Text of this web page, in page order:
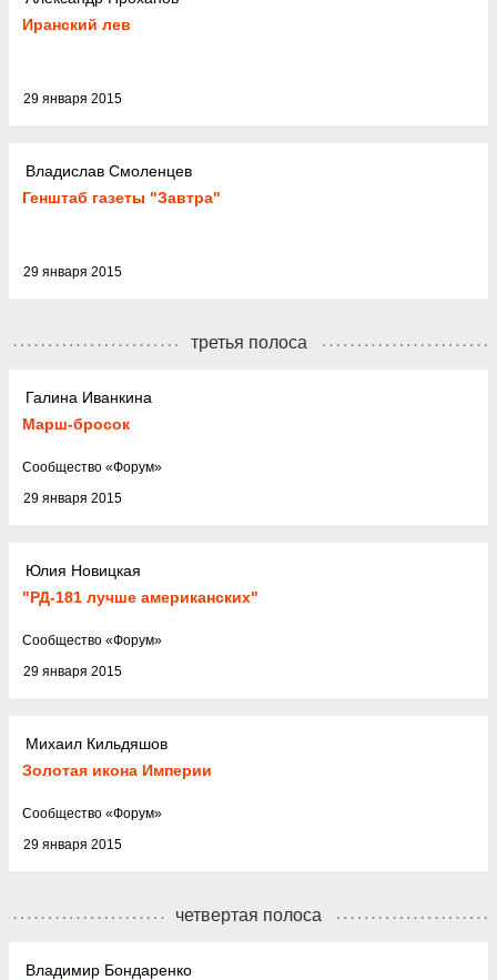
Иранский лев
29 января 2015
Владислав Смоленцев
Генштаб газеты "Завтра"
29 января 2015
третья полоса
Галина Иванкина
Марш-бросок
29 января 2015
Cообщество «Форум»
Юлия Новицкая
"РД-181 лучше американских"
29 января 2015
Cообщество «Форум»
Михаил Кильдяшов
Золотая икона Империи
29 января 2015
Cообщество «Форум»
четвертая полоса
Владимир Бондаренко